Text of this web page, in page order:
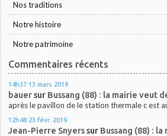
Nos traditions
Notre histoire
Notre patrimoine
Commentaires récents
14h37 13 mars 2019
bauersur Bussang (88) : la mairie veut
après le pavillon de le station thermale c est
12h48 23 févr. 2019
Jean-Pierre Snyerssur Bussang (88) :